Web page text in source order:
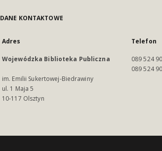
DANE KONTAKTOWE
Adres
Wojewódzka Biblioteka Publiczna
im. Emilii Sukertowej-Biedrawiny
ul. 1 Maja 5
10-117 Olsztyn
Telefon
089 524
089 524